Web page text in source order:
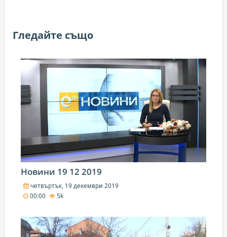
Гледайте също
Новини 19 12 2019
четвъртък, 19 декември 2019
00:00
5k